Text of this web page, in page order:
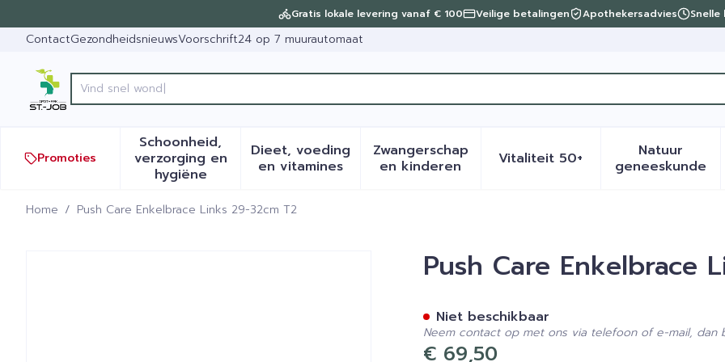
Gratis lokale levering vanaf € 100 Veilige betalingen Apothekersadvies Snelle
ContactGezondheidsnieuwsVoorschrift24 op 7 muurautomaat
Product, merk, categorie...
Ont
Promoties
Schoonheid,
verzorging en
hygiëneToon submenu voor Schoonheid, verzorging en hygiëne categorie
Dieet, voeding
en vitamines
Toon submenu voor Dieet, voeding en vitamines categorie
Zwangerschap
en kinderenToon submenu voor Zwangerschap en
Vitaliteit 50+Toon submenu voor
Natuur
geneeskunde
Toon
Home / Push Care Enkelbrace Links 29-32cm T2
Push Care Enkelbrace Links 29-32cm T2Push Care Enkelbrace
€ 69,50
Niet beschikbaar
Neem contact op met ons via telefoon of e-mail, dan